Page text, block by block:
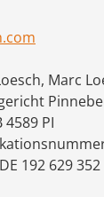
Marc
PI
192 629 352